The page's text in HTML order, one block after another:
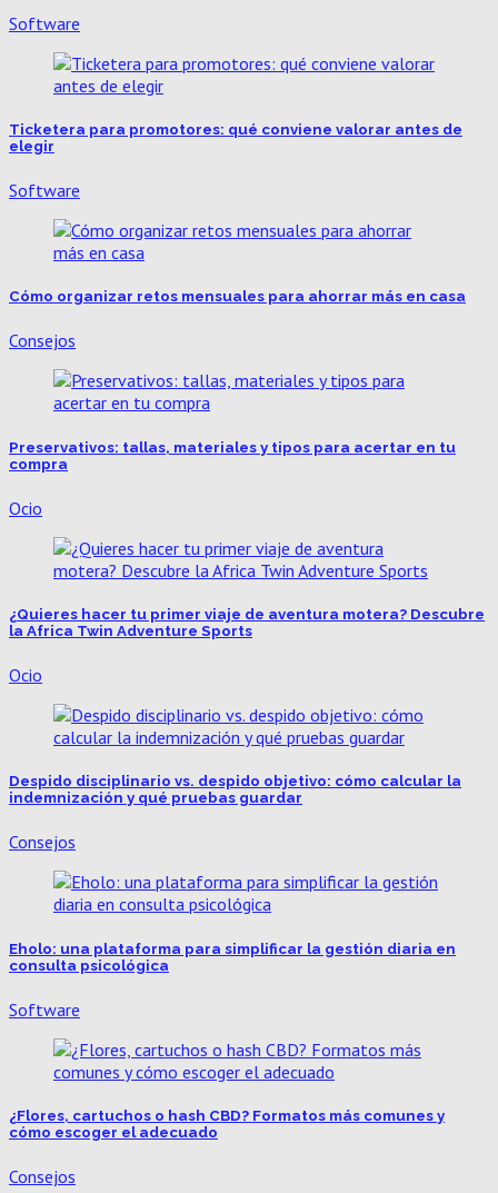
Software
Ticketera para promotores: qué conviene valorar antes de
elegir
Software
Cómo organizar retos mensuales para ahorrar más en casa
Consejos
Preservativos: tallas, materiales y tipos para acertar en tu
compra
Ocio
¿Quieres hacer tu primer viaje de aventura motera? Descubre
la Africa Twin Adventure Sports
Ocio
Despido disciplinario vs. despido objetivo: cómo calcular la
indemnización y qué pruebas guardar
Consejos
Eholo: una plataforma para simplificar la gestión diaria en
consulta psicológica
Software
¿Flores, cartuchos o hash CBD? Formatos más comunes y
cómo escoger el adecuado
Consejos